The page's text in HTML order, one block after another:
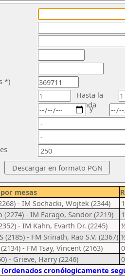
*)
Hasta la
ronda
y
mesas
- IM Sochacki, Wojtek (2344)
(2274) - IM Farago, Sandor (2219)
- IM Kahn, Evarth Dr. (2245)
(2185) - FM Srinath, Rao S.V. (2367)
- FM Tsay, Vincent (2163)
- Grieve, Harry (2246)
cronólogicamente